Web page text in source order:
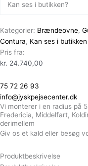
Kan ses i butikken?
Kategorier: Brændeovne,
Contura, Kan ses i butikken
Pris fra:
kr. 24.740,00
75 72 26 93
info@jyskpejsecenter.dk
Vi monterer i en radius på
Fredericia, Middelfart,
derimellem
Giv os et kald eller besøg
Produktbeskrivelse